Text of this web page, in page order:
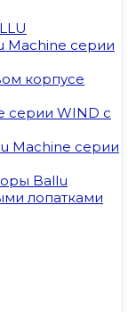
Machine серии
корпусе
серии WIND с
Machine серии
Ballu
лопатками